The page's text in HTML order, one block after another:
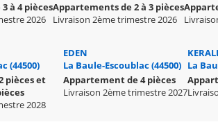
à 4 pièces
2026
Appartements de 2 à 3 pièces
Livraison 2ème trimestre 2026
(44500)
pièces et
2028
EDEN
La Baule-Escoublac (44500)
Appartement de 4 pièces
Livraison 2ème trimestre 2027
La